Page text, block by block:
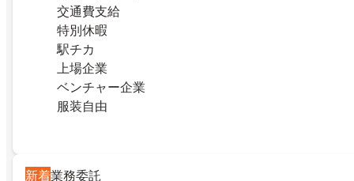
交通費支給
特別休暇
駅チカ
上場企業
ベンチャー企業
服装自由
新着業務委託